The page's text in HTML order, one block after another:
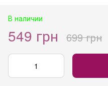
В наличии
549 грн 699 грн